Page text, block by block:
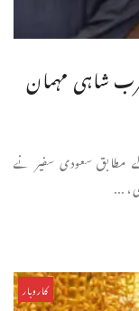
شاہی مہمان
مطابق سعودی سفیر نے
...
کاروبار